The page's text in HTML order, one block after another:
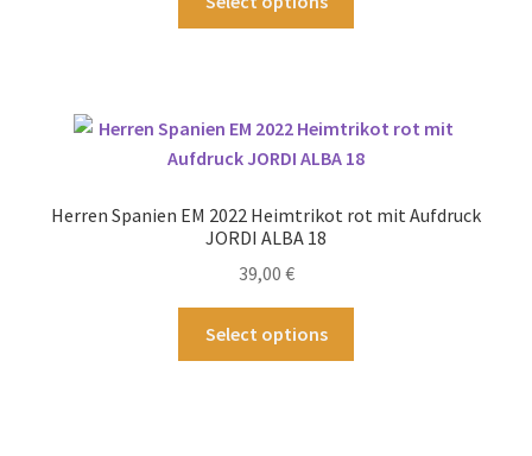
auf.
Die
können
Produktseite
Herren Spanien EM 2022 Heimtrikot rot mit Aufdruck
JORDI ALBA 18
39,00 €
Select options